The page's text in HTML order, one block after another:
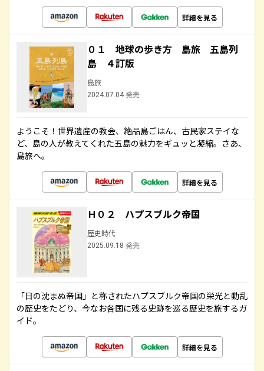
詳細を見る
０１ 地球の歩き方 島旅 五島列
島 ４訂版
島旅
2024.07.04 発売
ようこそ！世界遺産の教会、絶品島ごはん、古民家ステイな
ど、島の人が教えてくれた五島の魅力をギュッと凝縮。さあ、
島旅へ。
詳細を見る
Ｈ０２ ハプスブルク帝国
歴史時代
2025.09.18 発売
「日の沈まぬ帝国」と称されたハプスブルク帝国の栄光と動乱
の歴史をたどり、今なお各国に残る史跡を巡る歴史を旅するガ
イド。
詳細を見る